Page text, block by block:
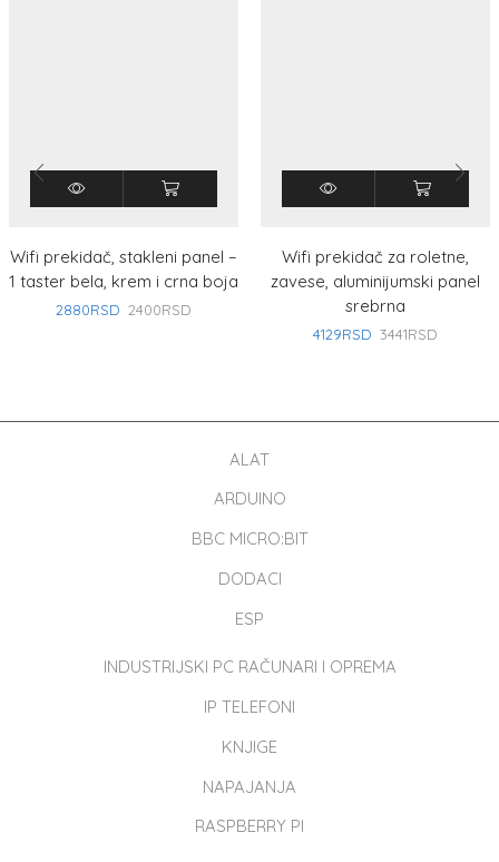
Wifi prekidač, stakleni panel –
1 taster bela, krem i crna boja
2880RSD 2400RSD
Wifi prekidač za roletne,
zavese, aluminijumski panel
srebrna
4129RSD 3441RSD
ALAT
ARDUINO
BBC MICRO:BIT
DODACI
ESP
INDUSTRIJSKI PC RAČUNARI I OPREMA
IP TELEFONI
KNJIGE
NAPAJANJA
RASPBERRY PI